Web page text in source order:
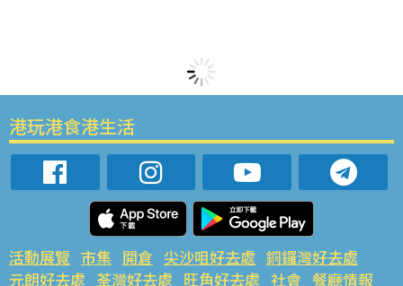
港玩港食港生活
活動展覽 市集 開倉 尖沙咀好去處 銅鑼灣好去處
元朗好去處 荃灣好去處 旺角好去處 社會 餐廳情報